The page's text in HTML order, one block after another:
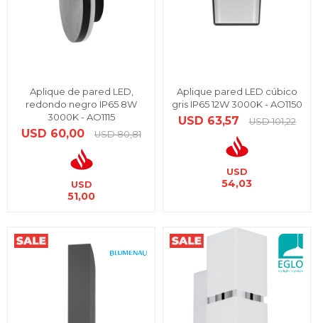
Aplique de pared LED,
redondo negro IP65 8W
3000K - AO1115
USD 60,00 USD 80,81
USD
51,00
Aplique pared LED cúbico
gris IP65 12W 3000K - AO1150
USD 63,57 USD 101,22
USD
54,03